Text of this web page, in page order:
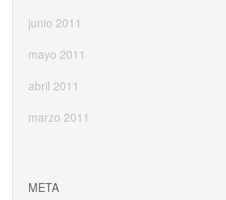
junio 2011
mayo 2011
abril 2011
marzo 2011
META